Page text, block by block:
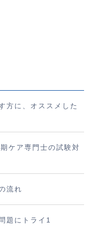
方に、オススメした
ケア専門士の試験対
流れ
題にトライ1